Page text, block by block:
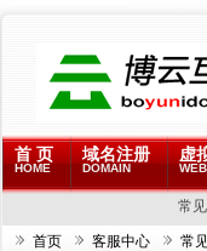
首 页
HOME
域名注册
DOMAIN
虚
常
首页 客服中心 常